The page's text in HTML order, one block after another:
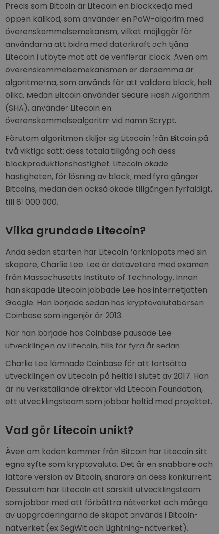
Precis som Bitcoin är Litecoin en blockkedja med
öppen källkod, som använder en PoW-algorim med
överenskommelsemekanism, vilket möjliggör för
användarna att bidra med datorkraft och tjäna
Litecoin i utbyte mot att de verifierar block. Även om
överenskommelsemekanismen är densamma är
algoritmerna, som används för att validera block, helt
olika. Medan Bitcoin använder Secure Hash Algorithm
(SHA), använder Litecoin en
överenskommelsealgoritm vid namn Scrypt.
Förutom algoritmen skiljer sig Litecoin från Bitcoin på
två viktiga sätt: dess totala tillgång och dess
blockproduktionshastighet. Litecoin ökade
hastigheten, för lösning av block, med fyra gånger
Bitcoins, medan den också ökade tillgången fyrfaldigt,
till 81 000 000.
Vilka grundade Litecoin?
Ända sedan starten har Litecoin förknippats med sin
skapare, Charlie Lee. Lee är datavetare med examen
från Massachusetts Institute of Technology. Innan
han skapade Litecoin jobbade Lee hos internetjätten
Google. Han började sedan hos kryptovalutabörsen
Coinbase som ingenjör år 2013.
När han började hos Coinbase pausade Lee
utvecklingen av Litecoin, tills för fyra år sedan.
Charlie Lee lämnade Coinbase för att fortsätta
utvecklingen av Litecoin på heltid i slutet av 2017. Han
är nu verkställande direktör vid Litecoin Foundation,
ett utvecklingsteam som jobbar heltid med projektet.
Vad gör Litecoin unikt?
Även om koden kommer från Bitcoin har Litecoin sitt
egna syfte som kryptovaluta. Det är en snabbare och
lättare version av Bitcoin, snarare än dess konkurrent.
Dessutom har Litecoin ett särskilt utvecklingsteam
som jobbar med att förbättra nätverket och många
av uppgraderingarna de skapat används i Bitcoin-
nätverket (ex SegWit och Lightning-nätverket).